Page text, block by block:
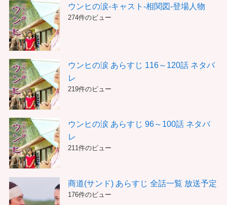
ウンヒの涙-キャスト-相関図-登場人物
274件のビュー
ウンヒの涙 あらすじ 116～120話 ネタバ
レ
219件のビュー
ウンヒの涙 あらすじ 96～100話 ネタバ
レ
211件のビュー
商道(サンド) あらすじ 全話一覧 放送予定
176件のビュー